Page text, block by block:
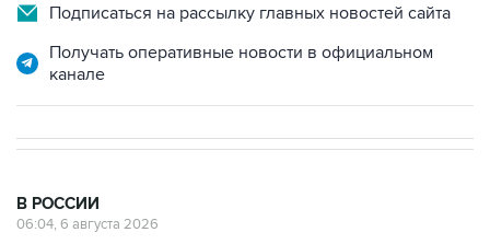
Подписаться на рассылку главных новостей сайта
Получать оперативные новости в официальном
канале
В РОССИИ
06:04, 6 августа 2026